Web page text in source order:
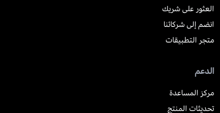
العثور على شريك
انضم إلى شركائنا
متجر التطبيقات
الدعم
مركز المساعدة
تحديثات المنتج